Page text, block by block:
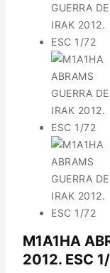
M1A1HA
2012. ESC